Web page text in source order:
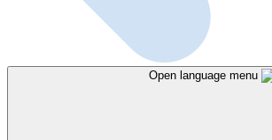
Open language menu